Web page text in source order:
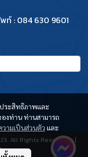
ระสิทธิภาพและ
งท่าน ท่านสามารถ
วามเป็นส่วนตัว และ
ท์ : 084 630 9601
All Rights Reserved. |